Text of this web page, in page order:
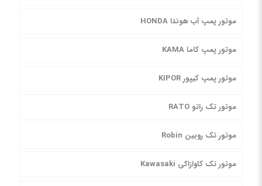
موتور پمپ آب هوندا HONDA
موتور پمپ کاما KAMA
موتور پمپ کیپور KIPOR
موتور تک راتو RATO
موتور تک روبین Robin
موتور تک کاوازاکی Kawasaki